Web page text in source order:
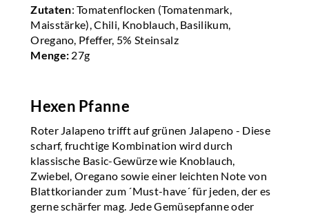
Zutaten: Tomatenflocken (Tomatenmark,
Maisstärke), Chili, Knoblauch, Basilikum,
Oregano, Pfeffer, 5% Steinsalz
Menge: 27g
Hexen Pfanne
Roter Jalapeno trifft auf grünen Jalapeno - Diese
scharf, fruchtige Kombination wird durch
klassische Basic-Gewürze wie Knoblauch,
Zwiebel, Oregano sowie einer leichten Note von
Blattkoriander zum ´Must-have´ für jeden, der es
gerne schärfer mag. Jede Gemüsepfanne oder